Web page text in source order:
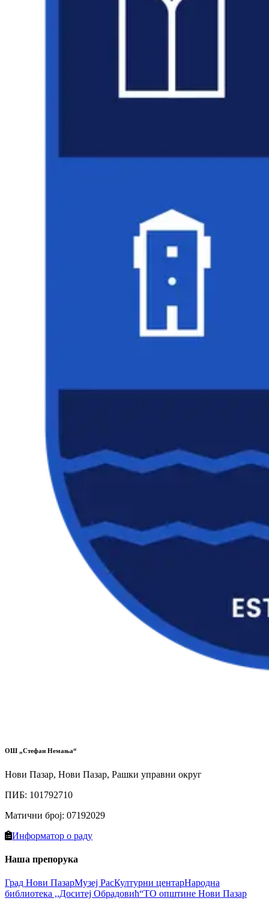
ОШ „Стефан Немања“
Нови Пазар, Нови Пазар, Рашки управни округ
ПИБ: 101792710
Матични број: 07192029
Информатор о раду
Наша препорука
Град Нови ПазaрМузеј РасКултурни цeнтарНародна
библиотекa ,,Доситеј Обрадовић“ТО општине Нови Пазар